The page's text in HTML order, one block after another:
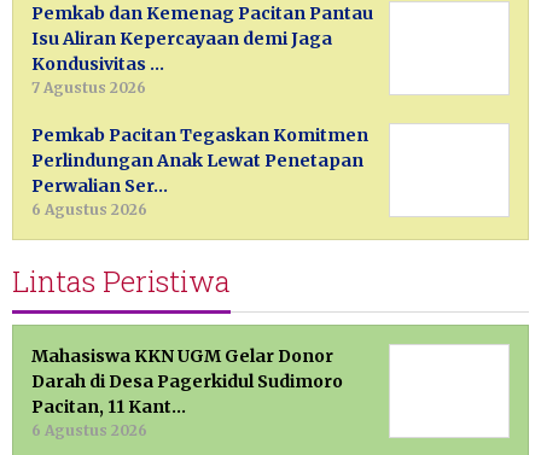
Pemkab dan Kemenag Pacitan Pantau
Isu Aliran Kepercayaan demi Jaga
Kondusivitas …
7 Agustus 2026
Pemkab Pacitan Tegaskan Komitmen
Perlindungan Anak Lewat Penetapan
Perwalian Ser…
6 Agustus 2026
Lintas Peristiwa
Mahasiswa KKN UGM Gelar Donor
Darah di Desa Pagerkidul Sudimoro
Pacitan, 11 Kant…
6 Agustus 2026